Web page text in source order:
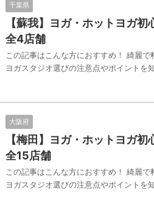
千葉県
【蘇我】ヨガ・ホットヨガ初
全4店舗
この記事はこんな方におすすめ！ 綺麗
ヨガスタジオ選びの注意点やポイントを
大阪府
【梅田】ヨガ・ホットヨガ初
全15店舗
この記事はこんな方におすすめ！ 綺麗
ヨガスタジオ選びの注意点やポイントを